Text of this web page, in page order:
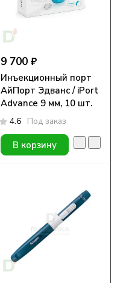
9 700 ₽
Инъекционный порт
АйПорт Эдванс / iPort
Advance 9 мм, 10 шт.
4.6 Под заказ
В корзину